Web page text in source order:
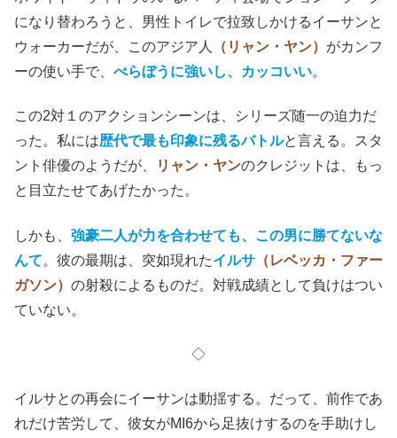
になり替わろうと、男性トイレで拉致しかけるイーサンと
ウォーカーだが、このアジア人
（リャン・ヤン） がカンフ
ーの使い手で、 べらぼうに強いし、カッコいい。
この2対１のアクションシーンは、シリーズ随一の迫力だ
った。私には歴代で最も印象に残るバトルと言える。スタ
ント俳優のようだが、
リャン・ヤンのクレジットは、もっ
と目立たせてあげたかった。
しかも、 強豪二人が力を合わせても、この男に勝てないな
んて。彼の最期は、突如現れたイルサ （レベッカ・ファー
ガソン） の射殺によるものだ。対戦成績として負けはつい
ていない。
◇
イルサとの再会にイーサンは動揺する。だって、前作であ
れだけ苦労して、彼女がMI6から足抜けするのを手助けし